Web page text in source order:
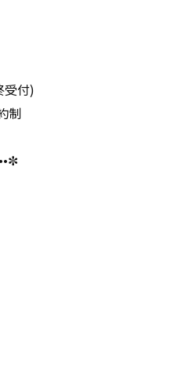
受付)
制